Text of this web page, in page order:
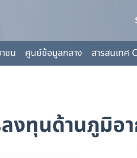
ชน ศูนย์ข้อมูลกลาง สารสนเทศ
ลงทุนด้านภูมิอ